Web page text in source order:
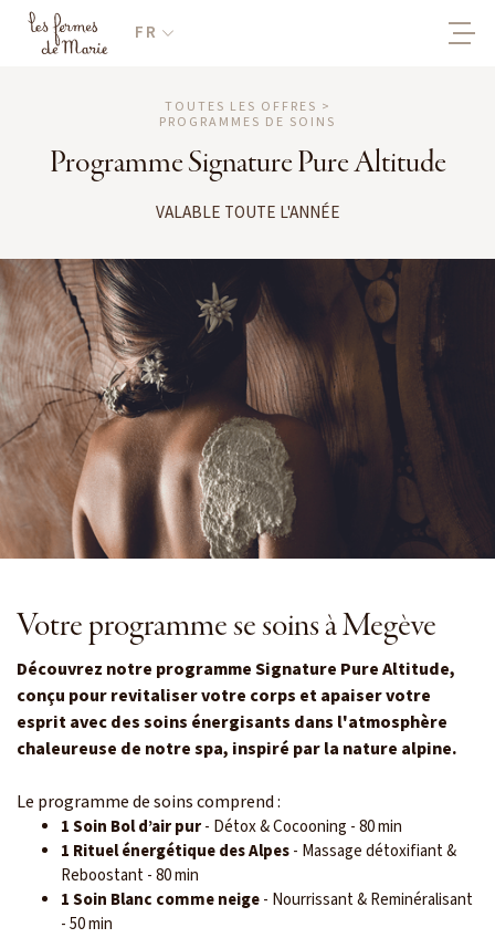
FR
TOUTES LES OFFRES >
PROGRAMMES DE SOINS
Programme Signature Pure Altitude
VALABLE TOUTE L'ANNÉE
Votre programme se soins à Megève
Découvrez notre programme Signature Pure Altitude,
conçu pour revitaliser votre corps et apaiser votre
esprit avec des soins énergisants dans l'atmosphère
chaleureuse de notre spa, inspiré par la nature alpine.
Le programme de soins comprend :
1 Soin Bol d’air pur- Détox & Cocooning - 80 min
1 Rituel énergétique des Alpes- Massage détoxifiant &
Reboostant - 80 min
1 Soin Blanc comme neige- Nourrissant & Reminéralisant
- 50 min